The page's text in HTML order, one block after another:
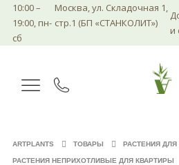
10:00 –
19:00, пн-
сб
Москва, ул. Складочная 1,
стр.1 (БП «СТАНКОЛИТ»)
и
ARTPLANTS ТОВАРЫ РАСТЕНИЯ ДЛЯ
РАСТЕНИЯ НЕПРИХОТЛИВЫЕ ДЛЯ КВАРТИРЫ